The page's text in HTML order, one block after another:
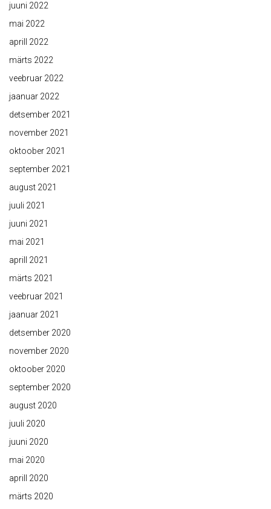
juuni 2022
mai 2022
aprill 2022
märts 2022
veebruar 2022
jaanuar 2022
detsember 2021
november 2021
oktoober 2021
september 2021
august 2021
juuli 2021
juuni 2021
mai 2021
aprill 2021
märts 2021
veebruar 2021
jaanuar 2021
detsember 2020
november 2020
oktoober 2020
september 2020
august 2020
juuli 2020
juuni 2020
mai 2020
aprill 2020
märts 2020